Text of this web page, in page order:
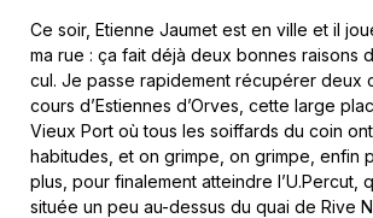
Ce soir, Etienne Jaumet est en ville et il
ma rue : ça fait déjà deux bonnes raisons
cul. Je passe rapidement récupérer deux
cours d’Estiennes d’Orves, cette large
Vieux Port où tous les soiffards du coin
habitudes, et on grimpe, on grimpe, enfin
plus, pour finalement atteindre l’U.Percut,
située un peu au-dessus du quai de Rive